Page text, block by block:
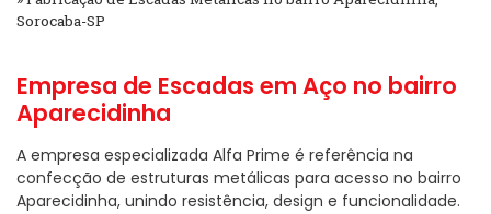
Sorocaba-SP
Empresa de Escadas em Aço no bairro
Aparecidinha
A empresa especializada Alfa Prime é referência na
confecção de estruturas metálicas para acesso no bairro
Aparecidinha, unindo resistência, design e funcionalidade.